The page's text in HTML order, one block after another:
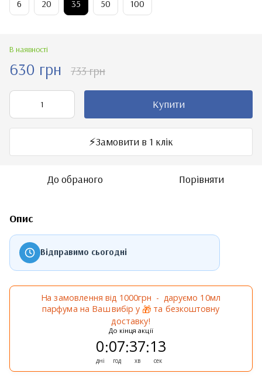
6 20 35 50 100
В наявності
630 грн 733 грн
Купити
⚡️Замовити в 1 клік
До обраного Порівняти
Опис
Відправимо сьогодні
На замовлення від 1000грн - даруємо 10мл
парфума на Ваш вибір у 🎁 та безкоштовну
доставку!
До кінця акції
0
дні
:07
год
:37
хв
:13
сек